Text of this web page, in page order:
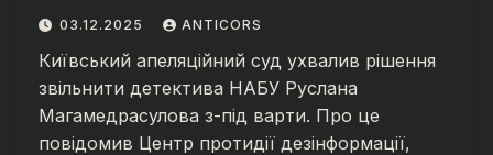
03.12.2025 ANTICORS
Київський апеляційний суд ухвалив рішення
звільнити детектива НАБУ Руслана
Магамедрасулова з-під варти. Про це
повідомив Центр протидії дезінформації,